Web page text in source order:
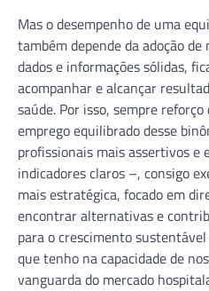
Mas o desempenho de uma
também depende da adoção
dados e informações sólidas,
acompanhar e alcançar
saúde. Por isso, sempre
emprego equilibrado desse
profissionais mais assertivos e
indicadores claros –, consigo
mais estratégica, focado em
encontrar alternativas e
para o crescimento
que tenho na capacidade de
vanguarda do mercado